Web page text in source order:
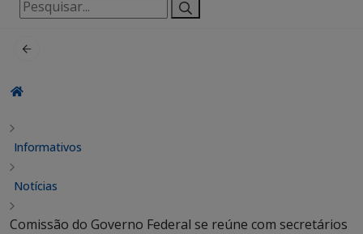
por:
Informativos
Notícias
Comissão do Governo Federal se reúne com secretários